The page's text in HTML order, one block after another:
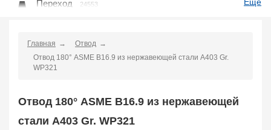
Переход 24553
Крестовина 361
Переходник понижающий
Заглушка, крышка
Пробка 72
Главная
Отвод
Отвод 180° ASME B16.9 из нержавеющей стали A403 Gr.
WP321
Отвод 180° ASME B16.9 из нержавеющей
стали A403 Gr. WP321